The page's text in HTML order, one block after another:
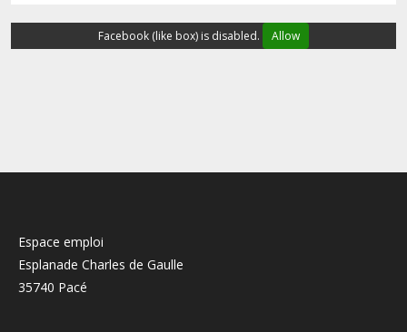
Facebook (like box) is disabled. Allow
Espace emploi
Esplanade Charles de Gaulle
35740 Pacé